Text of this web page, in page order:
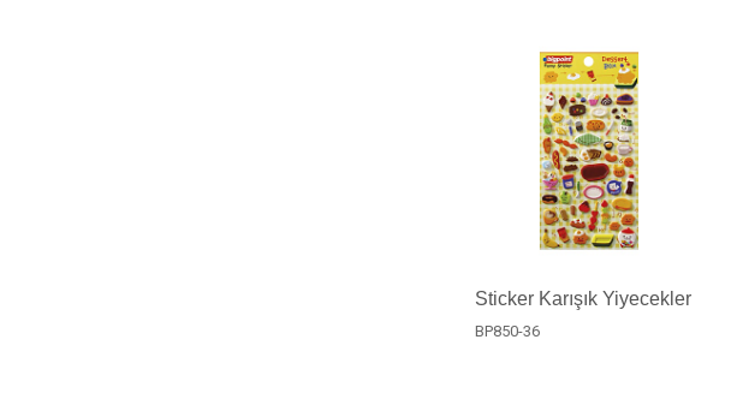
Sticker Karışık Yiyecekler
BP850-36